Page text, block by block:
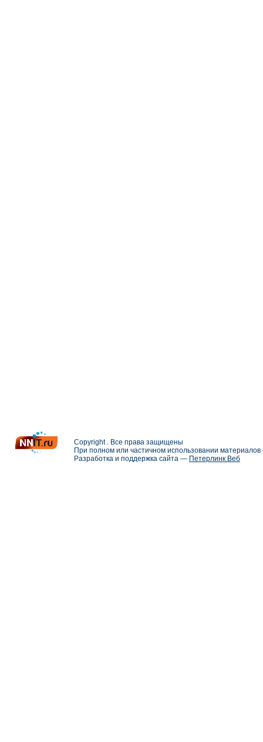
Copyright . Все права защищены
При полном или частичном использовании
Разработка и поддержка сайта — Петерлинк Веб